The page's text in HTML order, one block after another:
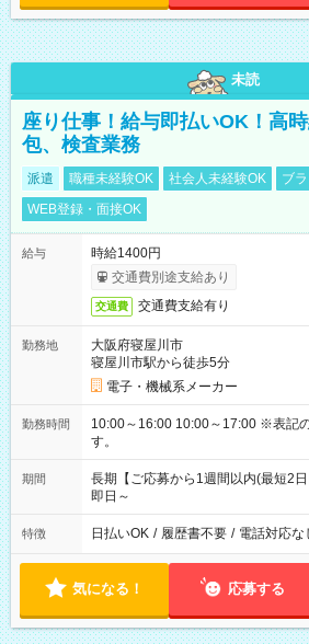
未読
座り仕事！給与即払いOK！高
包、検査業務
派遣 職種未経験OK 社会人未経験OK
ブ
WEB登録・面接OK
給与
時給1400円
交通費別途支給あり
交通費 交通費支給有り
勤務地
大阪府寝屋川市
寝屋川市駅から徒歩5分
電子・機械系メーカー
勤務時間
10:00～16:00 10:00～17:00 ※表記のうち実働5時間から6時間で
す。
期間
長期【ご応募から1週間以内(最短2
即日～
特徴 日払いOK / 履歴書不要 / 電話対応な
気になる！ 応募する